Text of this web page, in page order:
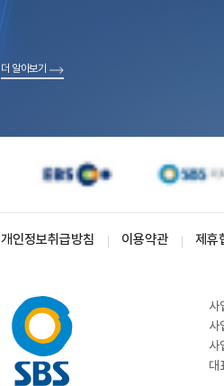
더 알아보기
개인정보취급방침 이용약관 제휴
사
사
사
대